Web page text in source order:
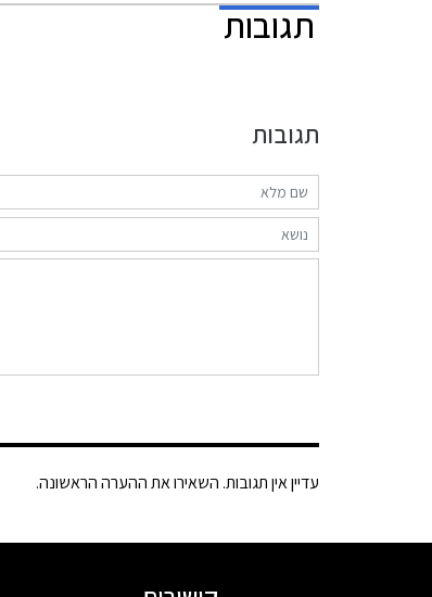
תגובות
תגובות
עדיין אין תגובות. השאירו את ההערה הראשונה.